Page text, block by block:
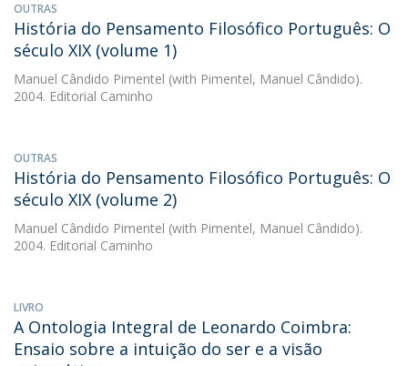
OUTRAS
História do Pensamento Filosófico Português: O
século XIX (volume 1)
Manuel Cândido Pimentel (with Pimentel, Manuel Cândido).
2004. Editorial Caminho
OUTRAS
História do Pensamento Filosófico Português: O
século XIX (volume 2)
Manuel Cândido Pimentel (with Pimentel, Manuel Cândido).
2004. Editorial Caminho
LIVRO
A Ontologia Integral de Leonardo Coimbra:
Ensaio sobre a intuição do ser e a visão